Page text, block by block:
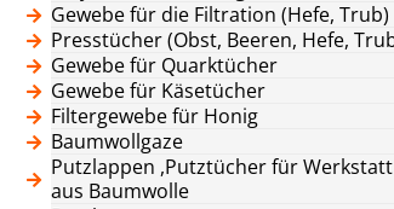
Gewebe für die Filtration (Hefe, Trub)
Presstücher (Obst, Beeren, Hefe,
Gewebe für Quarktücher
Gewebe für Käsetücher
Filtergewebe für Honig
Baumwollgaze
Putzlappen ,Putztücher für Werkstatt
aus Baumwolle